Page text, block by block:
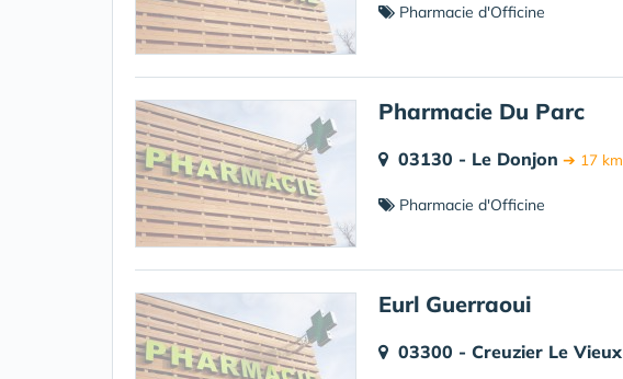
Pharmacie d'Officine
Pharmacie Du Parc
03130 - Le Donjon ➔ 17 km
Pharmacie d'Officine
Eurl Guerraoui
03300 - Creuzier Le Vieux